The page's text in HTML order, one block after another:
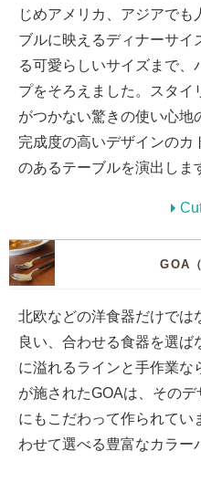
じめアメリカ、アジアで
ブルに映えるディナーサイ
る可愛らしいサイズまで、
プをそろえました。スタイ
がつかない驚きの使い心地
完成度の高いデザインのカ
のあるテーブルを演出しま
GOA
北欧などの洋食器だけでは
良い、合わせる食器を選ば
に溢れるラインと手作業な
が施されたGOAは、その
にもこだわって作られてい
わせて選べる豊富なカラー